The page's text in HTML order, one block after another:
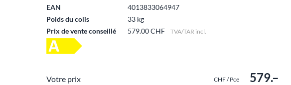
EAN
4013833064947
Poids du colis
33 kg
Prix de vente conseillé
579.00 CHF TVA/TAR incl.
Votre prix CHF / Pce 579.–